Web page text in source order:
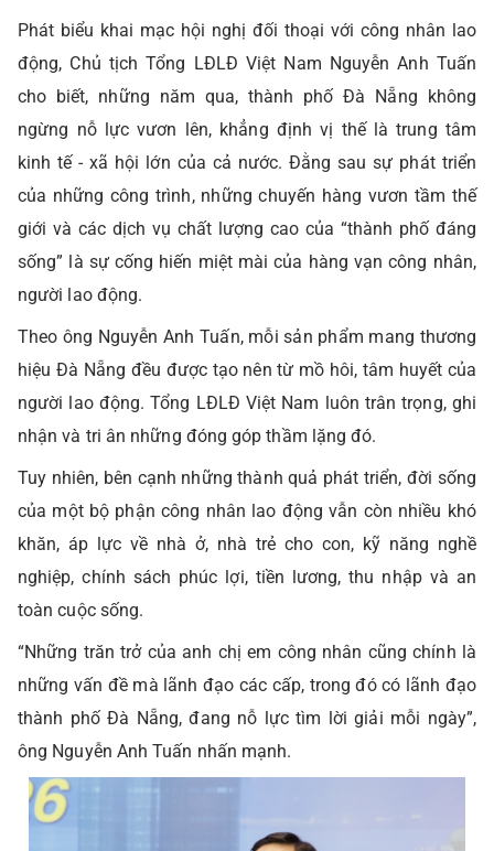
Phát biểu khai mạc hội nghị đối thoại với công nhân lao
động, Chủ tịch Tổng LĐLĐ Việt Nam Nguyễn Anh Tuấn
cho biết, những năm qua, thành phố Đà Nẵng không
ngừng nỗ lực vươn lên, khẳng định vị thế là trung tâm
kinh tế - xã hội lớn của cả nước. Đằng sau sự phát triển
của những công trình, những chuyến hàng vươn tầm thế
giới và các dịch vụ chất lượng cao của “thành phố đáng
sống” là sự cống hiến miệt mài của hàng vạn công nhân,
người lao động.
Theo ông Nguyễn Anh Tuấn, mỗi sản phẩm mang thương
hiệu Đà Nẵng đều được tạo nên từ mồ hôi, tâm huyết của
người lao động. Tổng LĐLĐ Việt Nam luôn trân trọng, ghi
nhận và tri ân những đóng góp thầm lặng đó.
Tuy nhiên, bên cạnh những thành quả phát triển, đời sống
của một bộ phận công nhân lao động vẫn còn nhiều khó
khăn, áp lực về nhà ở, nhà trẻ cho con, kỹ năng nghề
nghiệp, chính sách phúc lợi, tiền lương, thu nhập và an
toàn cuộc sống.
“Những trăn trở của anh chị em công nhân cũng chính là
những vấn đề mà lãnh đạo các cấp, trong đó có lãnh đạo
thành phố Đà Nẵng, đang nỗ lực tìm lời giải mỗi ngày”,
ông Nguyễn Anh Tuấn nhấn mạnh.